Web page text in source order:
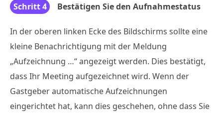
Schritt 4 Bestätigen Sie den Aufnahmestatus
In der oberen linken Ecke des Bildschirms sollte eine
kleine Benachrichtigung mit der Meldung
„Aufzeichnung …“ angezeigt werden. Dies bestätigt,
dass Ihr Meeting aufgezeichnet wird. Wenn der
Gastgeber automatische Aufzeichnungen
eingerichtet hat, kann dies geschehen, ohne dass Sie